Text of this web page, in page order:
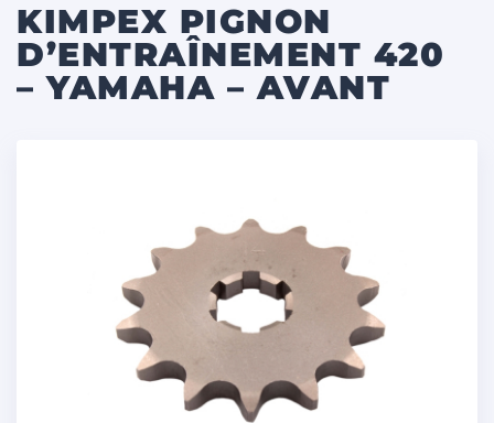
KIMPEX PIGNON
D’ENTRAÎNEMENT 420
– YAMAHA – AVANT